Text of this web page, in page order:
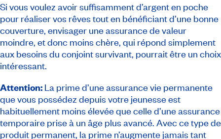
Si vous voulez avoir suffisamment d’argent en poche
pour réaliser vos rêves tout en bénéficiant d’une bonne
couverture, envisager une assurance de valeur
moindre, et donc moins chère, qui répond simplement
aux besoins du conjoint survivant, pourrait être un choix
intéressant.
Attention: La prime d’une assurance vie permanente
que vous possédez depuis votre jeunesse est
habituellement moins élevée que celle d’une assurance
temporaire prise à un âge plus avancé. Avec ce type de
produit permanent, la prime n’augmente jamais tant